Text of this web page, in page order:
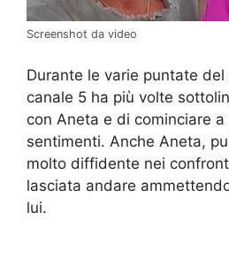
Screenshot da video
Durante le varie puntate
canale 5 ha più volte
con Aneta e di cominciare
sentimenti. Anche Aneta,
molto diffidente nei
lasciata andare
lui.